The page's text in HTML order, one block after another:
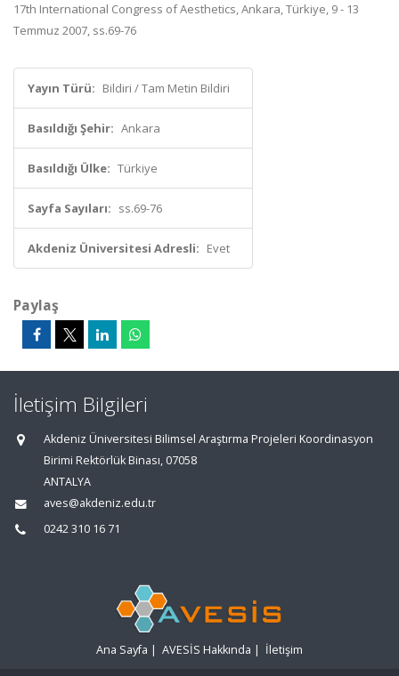
17th International Congress of Aesthetics, Ankara, Türkiye, 9 - 13
Temmuz 2007, ss.69-76
Yayın Türü: Bildiri / Tam Metin Bildiri
Basıldığı Şehir: Ankara
Basıldığı Ülke: Türkiye
Sayfa Sayıları: ss.69-76
Akdeniz Üniversitesi Adresli: Evet
Paylaş
İletişim Bilgileri
Akdeniz Üniversitesi Bilimsel Araştırma Projeleri Koordinasyon
Birimi Rektörlük Binası, 07058
ANTALYA
aves@akdeniz.edu.tr
0242 310 16 71
Ana Sayfa | AVESİS Hakkında | İletişim